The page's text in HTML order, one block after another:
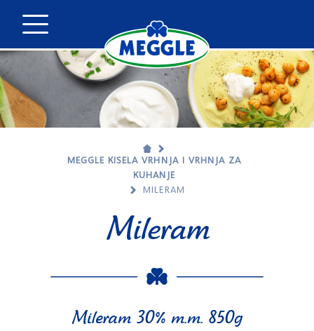
MEGGLE KISELA VRHNJA I VRHNJA ZA
KUHANJE
MILERAM
Mileram
Mileram 30% m.m. 850g